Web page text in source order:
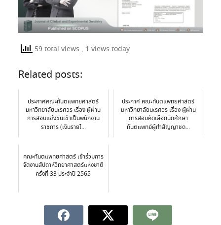
59 total views , 1 views today
Related posts:
ประกาศคณะทันตแพทยศาสตร์
มหาวิทยาลัยนเรศวร เรื่อง ผู้ผ่าน
การสอบแข่งขันเข้าเป็นพนักงาน
ราชการ (เงินรายไ...
ประกาศ คณะทันตแพทยศาสตร์
มหาวิทยาลัยนเรศวร เรื่อง ผู้ผ่าน
การสอบคัดเลือกนักศึกษา
ทันตแพทย์ผู้ทำสัญญาชด...
คณะทันตแพทยศาสตร์ เข้าร่วมการ
จัดงานสัปดาห์วิทยาศาสตร์แห่งชาติ
ครั้งที่ 33 ประจำปี 2565